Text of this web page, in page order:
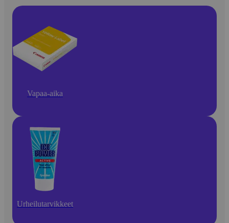
Vapaa-aika
Urheilutarvikkeet